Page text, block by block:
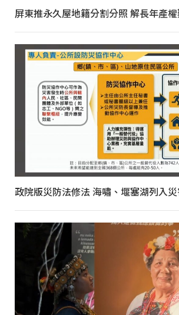
屏東推永久屋地籍分割分照 解長年產
政院版災防法修法 海嘯、堰塞湖列入